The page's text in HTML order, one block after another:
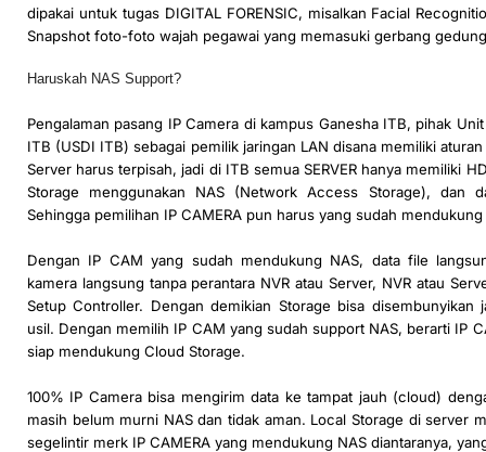
dipakai untuk tugas DIGITAL FORENSIC, misalkan Facial
Snapshot foto-foto wajah pegawai yang memasuki gerbang
Haruskah NAS Support?
Pengalaman pasang IP Camera di kampus Ganesha ITB, pihak
ITB (USDI ITB) sebagai pemilik jaringan LAN disana memiliki
Server harus terpisah, jadi di ITB semua SERVER hanya memiliki
Storage menggunakan NAS (Network Access Storage), dan
Sehingga pemilihan IP CAMERA pun harus yang sudah mendukung
Dengan IP CAM yang sudah mendukung NAS, data file
kamera langsung tanpa perantara NVR atau Server, NVR atau
Setup Controller. Dengan demikian Storage bisa disembunyikan
usil. Dengan memilih IP CAM yang sudah support NAS, berarti IP
siap mendukung Cloud Storage.
100% IP Camera bisa mengirim data ke tampat jauh (cloud)
masih belum murni NAS dan tidak aman. Local Storage di server
segelintir merk IP CAMERA yang mendukung NAS diantaranya,